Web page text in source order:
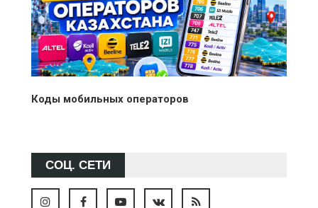
Коды мобильных операторов
СОЦ. СЕТИ